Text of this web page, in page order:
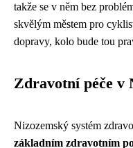
takže se v něm bez
skvělým městem pro
dopravy, kolo bude tou
Zdravotní péče v
Nizozemský systém
základním zdravotním